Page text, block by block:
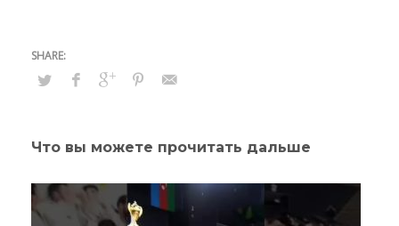
Что вы можете прочитать дальше